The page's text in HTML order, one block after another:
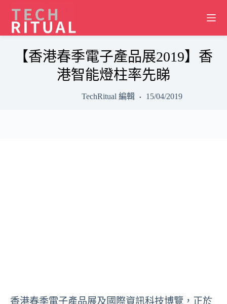
content
【香港春季電子產品展2019】香
港智能燈柱率先睇
TechRitual 編輯 15/04/2019
香港春季電子產品展及國際資訊科技博覽，正於